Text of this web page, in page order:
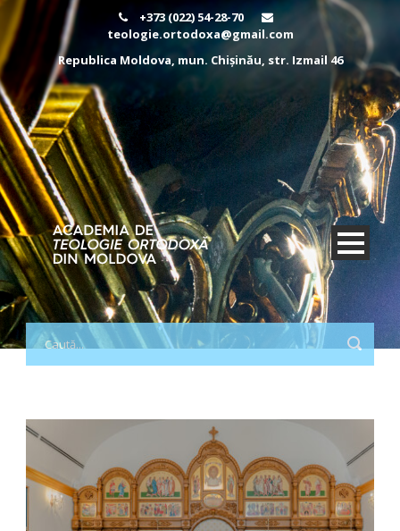
+373 (022) 54-28-70
teologie.ortodoxa@gmail.com
Republica Moldova, mun. Chișinău, str. Izmail 46